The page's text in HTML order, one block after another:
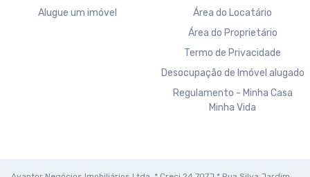
Alugue um imóvel
Área do Locatário
Área do Proprietário
Termo de Privacidade
Desocupação de Imóvel alugado
Regulamento - Minha Casa
Minha Vida